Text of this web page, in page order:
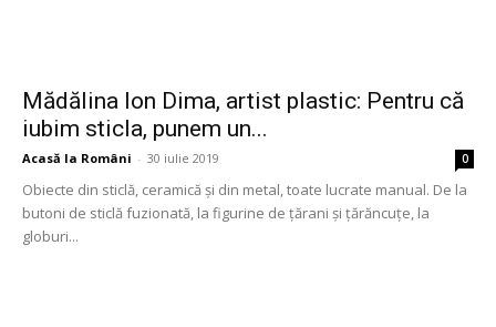
Mădălina Ion Dima, artist plastic: Pentru că
iubim sticla, punem un...
Acasă la Români - 30 iulie 2019 0
Obiecte din sticlă, ceramică și din metal, toate lucrate manual. De la
butoni de sticlă fuzionată, la figurine de țărani și țărăncuțe, la
globuri...